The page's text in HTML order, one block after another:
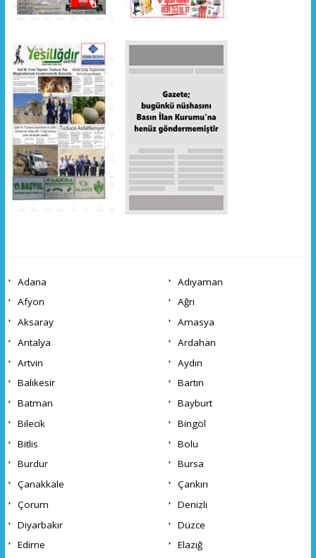
Adana
Adıyaman
Afyon
Ağrı
Aksaray
Amasya
Antalya
Ardahan
Artvin
Aydın
Balıkesir
Bartın
Batman
Bayburt
Bilecik
Bingöl
Bitlis
Bolu
Burdur
Bursa
Çanakkale
Çankırı
Çorum
Denizli
Diyarbakır
Düzce
Edirne
Elazığ